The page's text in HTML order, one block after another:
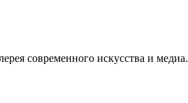
современного искусства и медиа.